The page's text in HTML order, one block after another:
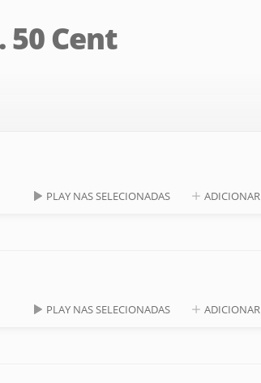
50 Cent
PLAY NAS SELECIONADAS ADICIONAR
PLAY NAS SELECIONADAS ADICIONAR